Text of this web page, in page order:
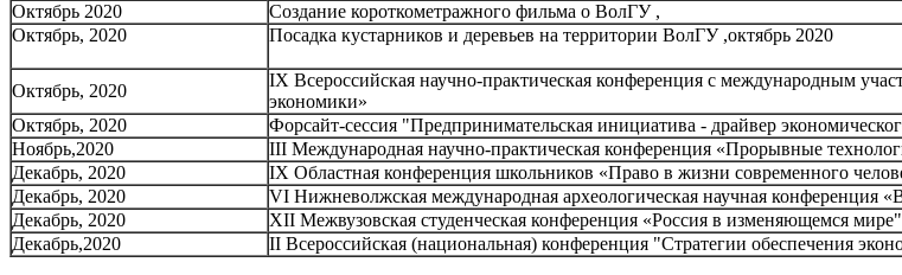
Октябрь 2020
Создание короткометражного фильма о ВолГУ ,
Октябрь, 2020
Посадка кустарников и деревьев на территории ВолГУ ,октябрь 2020
Октябрь, 2020
IX Всероссийская научно-практическая конференция с международным
экономики»
Октябрь, 2020
Форсайт-сессия "Предпринимательская инициатива - драйвер
Ноябрь,2020
III Международная научно-практическая конференция «Прорывные
Декабрь, 2020
IX Областная конференция школьников «Право в жизни современного
Декабрь, 2020
VI Нижневолжская международная археологическая научная конференция
Декабрь, 2020
XII Межвузовская студенческая конференция «Россия в изменяющемся
Декабрь,2020
II Всероссийская (национальная) конференция "Стратегии обеспечения